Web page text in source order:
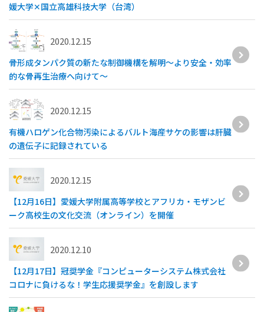
媛大学✕国立高雄科技大学（台湾）
2020.12.15
骨形成タンパク質の新たな制御機構を解明～より安全・効率
的な骨再生治療へ向けて～
2020.12.15
有機ハロゲン化合物汚染によるバルト海産サケの影響は肝臓
の遺伝子に記録されている
2020.12.15
【12月16日】愛媛大学附属高等学校とアフリカ・モザンビ
ーク高校生の文化交流（オンライン）を開催
2020.12.10
【12月17日】冠奨学金『コンピューターシステム株式会社
コロナに負けるな！学生応援奨学金』を創設します